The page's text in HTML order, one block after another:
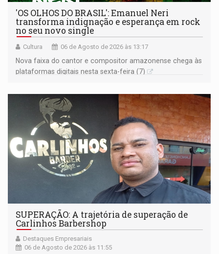
'OS OLHOS DO BRASIL': Emanuel Neri
transforma indignação e esperança em rock
no seu novo single
Cultura 06 de Agosto de 2026 às 13:17
Nova faixa do cantor e compositor amazonense chega às
plataformas digitais nesta sexta-feira (7)
SUPERAÇÃO: A trajetória de superação de
Carlinhos Barbershop
Destaques Empresariais
06 de Agosto de 2026 às 11:55